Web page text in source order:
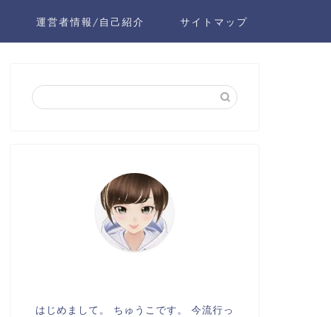
運営者情報/自己紹介 サイトマップ
はじめまして。 ちゅうこです。 今流行っ